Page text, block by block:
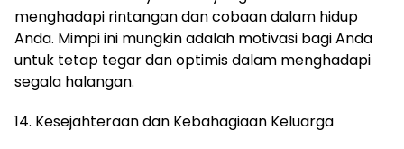
menghadapi rintangan dan cobaan dalam hidup
Anda. Mimpi ini mungkin adalah motivasi bagi Anda
untuk tetap tegar dan optimis dalam menghadapi
segala halangan.
14. Kesejahteraan dan Kebahagiaan Keluarga